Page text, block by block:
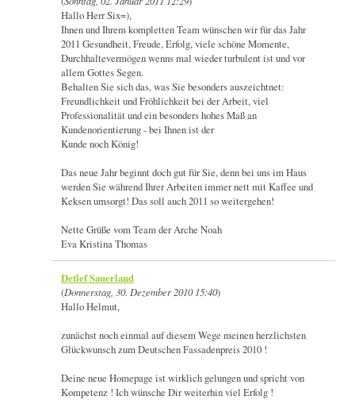
Hallo Herr Six=),
Ihnen und Ihrem kompletten Team wünschen wir für das Jahr
2011 Gesundheit, Freude, Erfolg, viele schöne Momente,
Durchhaltevermögen wenns mal wieder turbulent ist und vor
allem Gottes Segen.
Behalten Sie sich das, was Sie besonders auszeichtnet:
Freundlichkeit und Fröhlichkeit bei der Arbeit, viel
Professionalität und ein besonders hohes Maß an
Kundenorientierung - bei Ihnen ist der
Kunde noch König!
Das neue Jahr beginnt doch gut für Sie, denn bei uns im Haus
werden Sie während Ihrer Arbeiten immer nett mit Kaffee und
Keksen umsorgt! Das soll auch 2011 so weitergehen!
Nette Grüße vom Team der Arche Noah
Eva Kristina Thomas
Detlef Sauerland
(Donnerstag, 30. Dezember 2010 15:40)
Hallo Helmut,
zunächst noch einmal auf diesem Wege meinen herzlichsten
Glückwunsch zum Deutschen Fassadenpreis 2010 !
Deine neue Homepage ist wirklich gelungen und spricht von
Kompetenz ! Ich wünsche Dir weiterhin viel Erfolg !